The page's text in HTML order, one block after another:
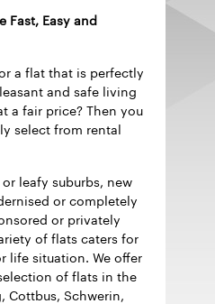
Fast, Easy and
a flat that is perfectly
and safe living
a fair price? Then you
select from rental
leafy suburbs, new
or completely
or privately
of flats caters for
life situation. We offer
of flats in the
Cottbus, Schwerin,